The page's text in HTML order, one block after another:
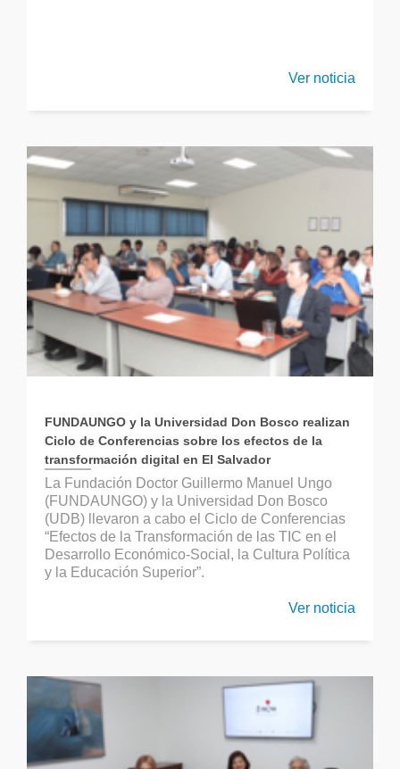
Ver noticia
FUNDAUNGO y la Universidad Don Bosco realizan
Ciclo de Conferencias sobre los efectos de la
transformación digital en El Salvador
La Fundación Doctor Guillermo Manuel Ungo
(FUNDAUNGO) y la Universidad Don Bosco
(UDB) llevaron a cabo el Ciclo de Conferencias
“Efectos de la Transformación de las TIC en el
Desarrollo Económico-Social, la Cultura Política
y la Educación Superior”.
Ver noticia